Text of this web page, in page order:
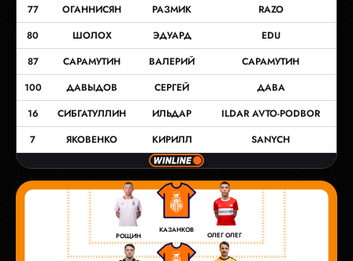
77
ОГАННИСЯН РАЗМИК
RAZO
80
ШОЛОХ ЭДУАРД
EDU
87
САРАМУТИН ВАЛЕРИЙ
САРАМУТИН
100
ДАВЫДОВ СЕРГЕЙ
ДАВА
16
СИБГАТУЛЛИН ИЛЬДАР
ILDAR AVTO-PODBOR
7
ЯКОВЕНКО КИРИЛЛ SANYCH
РОЩИН
КАЗАНКОВ
ОЛЕГ ОЛЕГ